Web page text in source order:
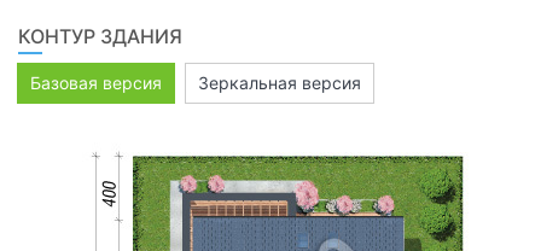
КОНТУР ЗДАНИЯ
Базовая версия Зеркальная версия